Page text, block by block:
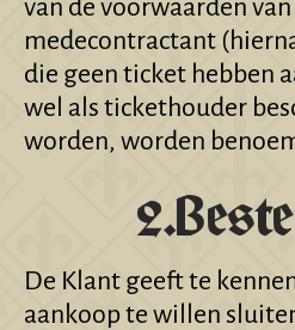
van de voorwaarden van
medecontractant
die geen ticket hebben
wel als tickethouder
worden, worden
De Klant geeft te
aankoop te willen